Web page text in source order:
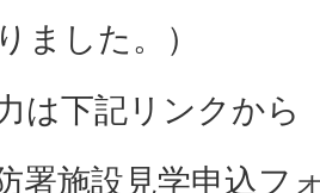
ました。）
は下記リンクから
署施設見学申込フ